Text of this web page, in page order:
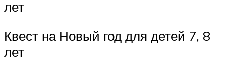
лет
Квест на Новый год для детей 7, 8
лет